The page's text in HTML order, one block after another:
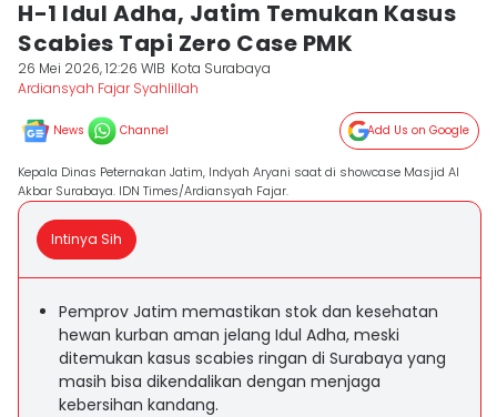
H-1 Idul Adha, Jatim Temukan Kasus
Scabies Tapi Zero Case PMK
26 Mei 2026, 12:26 WIB Kota Surabaya
Ardiansyah Fajar Syahlillah
News Channel Add Us on Google
Kepala Dinas Peternakan Jatim, Indyah Aryani saat di showcase Masjid Al
Akbar Surabaya. IDN Times/Ardiansyah Fajar.
Intinya Sih
Pemprov Jatim memastikan stok dan kesehatan
hewan kurban aman jelang Idul Adha, meski
ditemukan kasus scabies ringan di Surabaya yang
masih bisa dikendalikan dengan menjaga
kebersihan kandang.